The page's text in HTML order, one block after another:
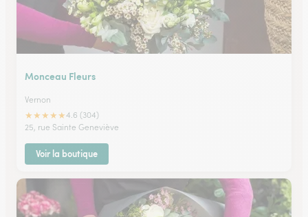
Monceau Fleurs
Vernon
★★★★★4.6 (304)
25, rue Sainte Geneviève
Voir la boutique